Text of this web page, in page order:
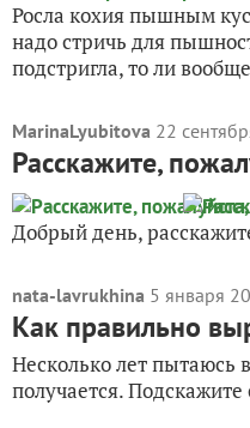
Росла кохия пышным
надо стричь для
подстригла, то ли
MarinaLyubitova 22
Расскажите,
Добрый день,
nata-lavrukhina 5 января
Как правильно
Несколько лет пытаюсь
получается.